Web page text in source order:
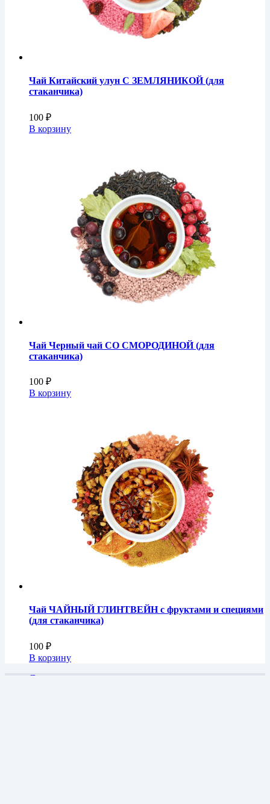
Чай Китайский улун С ЗЕМЛЯНИКОЙ (для
стаканчика)
100 ₽
В корзину
Чай Черный чай СО СМОРОДИНОЙ (для
стаканчика)
100 ₽
В корзину
Чай ЧАЙНЫЙ ГЛИНТВЕЙН с фруктами и специями
(для стаканчика)
100 ₽
В корзину
Доставка и оплата